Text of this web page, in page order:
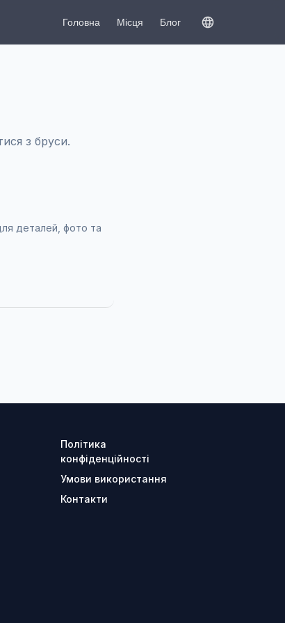
Головна Місця Блог
з бруси.
деталей, фото та
Політика
конфіденційності
Умови використання
Контакти